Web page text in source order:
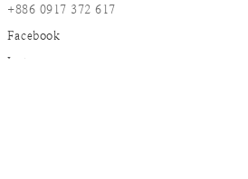
+886 0917 372 617
Facebook
Instagram